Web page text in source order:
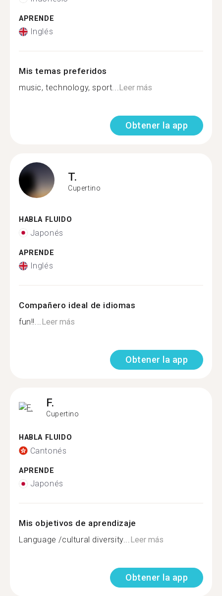
APRENDE
Inglés
Mis temas preferidos
music, technology, sport...Leer más
Obtener la app
T.
Cupertino
HABLA FLUIDO
Japonés
APRENDE
Inglés
Compañero ideal de idiomas
fun!!...Leer más
Obtener la app
F.
Cupertino
HABLA FLUIDO
Cantonés
APRENDE
Japonés
Mis objetivos de aprendizaje
Language /cultural diversity...Leer más
Obtener la app